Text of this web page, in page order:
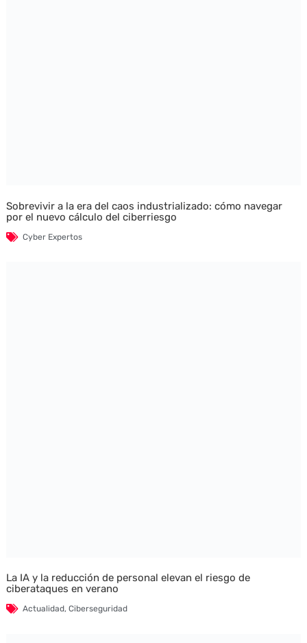
Sobrevivir a la era del caos industrializado: cómo navegar
por el nuevo cálculo del ciberriesgo
Cyber Expertos
La IA y la reducción de personal elevan el riesgo de
ciberataques en verano
Actualidad, Ciberseguridad